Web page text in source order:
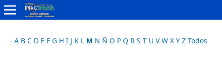
- A B C D E F G H I J K L M N Ñ O P Q R S T U V W X Y Z Todos